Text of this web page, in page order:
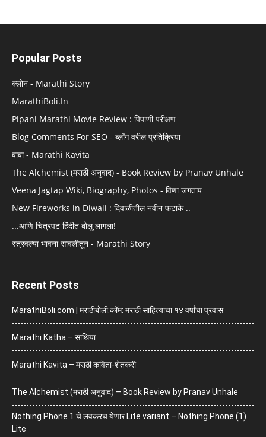
Popular Posts
क्लोन - Marathi Story
MarathiBoli.In
Pipani Marathi Movie Review : पिपाणी परीक्षण
Blog Comments For SEO - ब्लॉग वरील प्रतिक्रिया
बाबा - Marathi Kavita
The Alchemist (मराठी अनुवाद) - Book Review by Pranav Unhale
Veena Jagtap Wiki, Biography, Photos - विणा जगताप
New Fireworks in Diwali : दिवाळीतील नवीन फटाके ..
...आणि चित्रपट हिंदीत बोलू लागला!
स्त्रवल्या भावना सावलीतून - Marathi Story
Recent Posts
MarathiBoli.com | मराठीबोली.कॉम: मराठी साहित्याचा १४ वर्षांचा प्रवास
Marathi Katha – साथिया
Marathi Kavita – मराठी कविता-शेतकरी
The Alchemist (मराठी अनुवाद) – Book Review by Pranav Unhale
Nothing Phone 1 चे लवकरच येणार Lite variant – Nothing Phone (1)
Lite